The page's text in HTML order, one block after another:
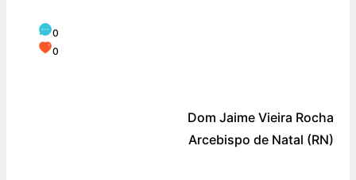
0
0
Dom Jaime Vieira Rocha
Arcebispo de Natal (RN)